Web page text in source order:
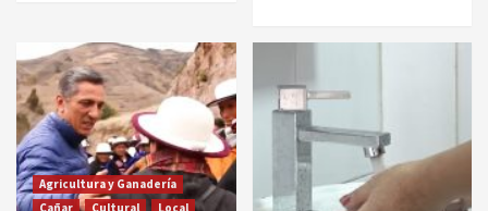
Agricultura y Ganadería
Cañar
Cultural
Local